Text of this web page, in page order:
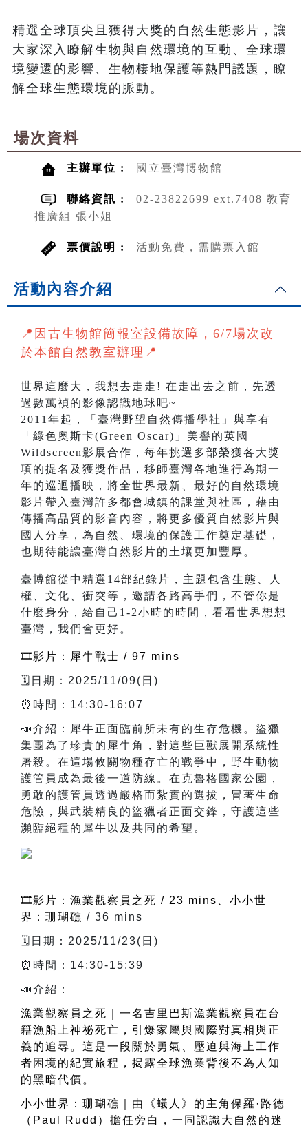
精選全球頂尖且獲得大獎的自然生態影片，讓
大家深入瞭解生物與自然環境的互動、全球環
境變遷的影響、生物棲地保護等熱門議題，瞭
解全球生態環境的脈動。
場次資料
主辦單位 : 國立臺灣博物館
聯絡資訊 :
02-23822699 ext.7408 教育
推廣組 張小姐
票價說明 : 活動免費，需購票入館
活動內容介紹
📍因古生物館簡報室設備故障，6/7場次改
於本館自然教室辦理📍
世界這麼大，我想去走走! 在走出去之前，先透
過數萬禎的影像認識地球吧~
2011年起，「臺灣野望自然傳播學社」與享有
「綠色奧斯卡(Green Oscar)」美譽的英國
Wildscreen影展合作，每年挑選多部榮獲各大獎
項的提名及獲獎作品，移師臺灣各地進行為期一
年的巡迴播映，將全世界最新、最好的自然環境
影片帶入臺灣許多都會城鎮的課堂與社區，藉由
傳播高品質的影音內容，將更多優質自然影片與
國人分享，為自然、環境的保護工作奠定基礎，
也期待能讓臺灣自然影片的土壤更加豐厚。
臺博館從中精選14部紀錄片，主題包含生態、人
權、文化、衝突等，邀請各路高手們，不管你是
什麼身分，給自己1-2小時的時間，看看世界想想
臺灣，我們會更好。
🎞️影片：犀牛戰士 / 97 mins
🗓️日期：2025/11/09(日)
⏰時間：14:30-16:07
📣介紹：犀牛正面臨前所未有的生存危機。盜獵
集團為了珍貴的犀牛角，對這些巨獸展開系統性
屠殺。在這場攸關物種存亡的戰爭中，野生動物
護管員成為最後一道防線。在克魯格國家公園，
勇敢的護管員透過嚴格而紮實的選拔，冒著生命
危險，與武裝精良的盜獵者正面交鋒，守護這些
瀕臨絕種的犀牛以及共同的希望。
🎞️影片：漁業觀察員之死 / 23 mins、小小世
界：珊瑚礁 / 36 mins
🗓️日期：2025/11/23(日)
⏰時間：14:30-15:39
📣介紹：
漁業觀察員之死｜一名吉里巴斯漁業觀察員在台
籍漁船上神祕死亡，引爆家屬與國際對真相與正
義的追尋。這是一段關於勇氣、壓迫與海上工作
者困境的紀實旅程，揭露全球漁業背後不為人知
的黑暗代價。
小小世界：珊瑚礁｜由《蟻人》的主角保羅·路德
（Paul Rudd）擔任旁白，一同認識大自然的迷